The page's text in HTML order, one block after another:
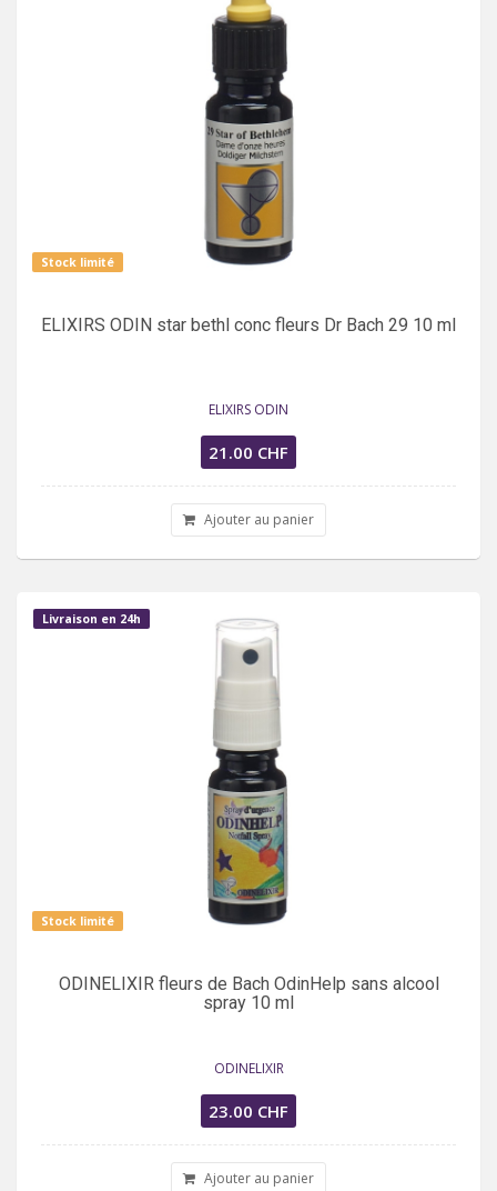
Stock limité
ELIXIRS ODIN star bethl conc fleurs Dr Bach 29 10 ml
ELIXIRS ODIN
21.00 CHF
Ajouter au panier
Livraison en 24h
Stock limité
ODINELIXIR fleurs de Bach OdinHelp sans alcool
spray 10 ml
ODINELIXIR
23.00 CHF
Ajouter au panier